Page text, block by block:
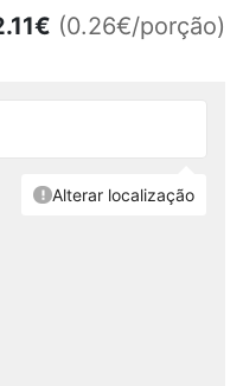
€ (0.26€/porção)